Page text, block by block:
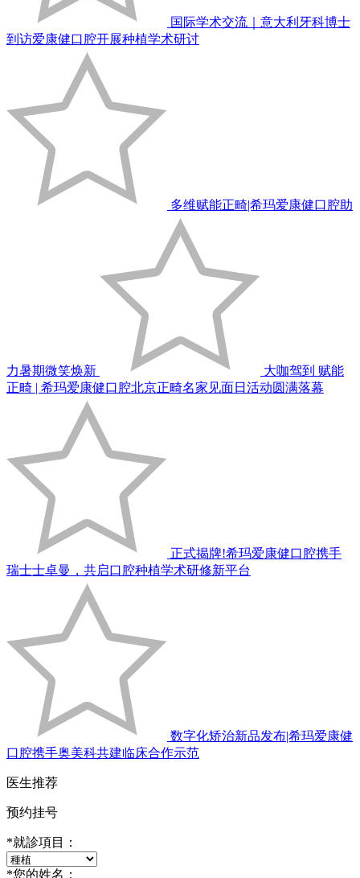
国际学术交流｜意大利牙科博士
到访爱康健口腔开展种植学术研讨
多维赋能正畸|希玛爱康健口腔助
力暑期微笑焕新
大咖驾到 赋能
正畸 | 希玛爱康健口腔北京正畸名家见面日活动圆满落幕
正式揭牌!希玛爱康健口腔携手
瑞士士卓曼，共启口腔种植学术研修新平台
数字化矫治新品发布|希玛爱康健
口腔携手奥美科共建临床合作示范
医生推荐
预约挂号
*就診項目：
*您的姓名：